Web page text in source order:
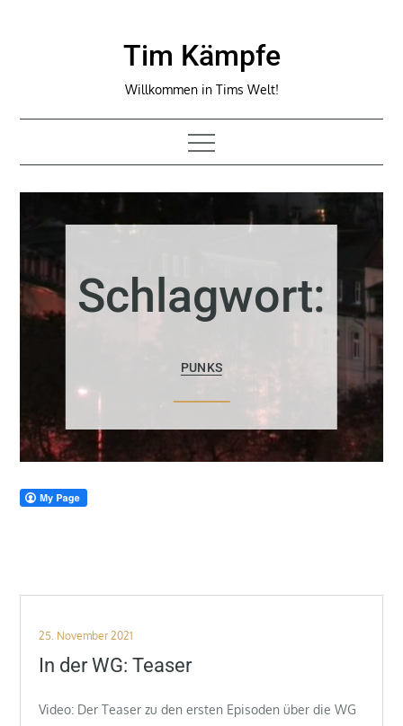
Tim Kämpfe
Willkommen in Tims Welt!
Schlagwort:
PUNKS
Posted
on
25. November 2021
In der WG: Teaser
Video: Der Teaser zu den ersten Episoden über die WG